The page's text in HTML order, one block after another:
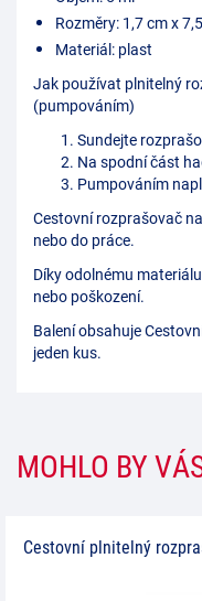
Rozměry: 1,7 cm x
Materiál: plast
Jak používat plnitelný
(pumpováním)
Sundejte
Na spodní část
Pumpováním
Cestovní rozprašovač
nebo do práce.
Díky odolnému
nebo poškození.
Balení obsahuje
jeden kus.
MOHLO BY
Cestovní plnitelný